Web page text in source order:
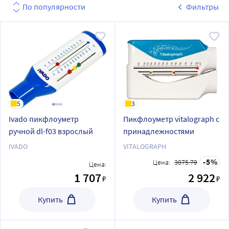
По популярности Фильтры
5
Ivado пикфлоуметр
ручной dl-f03 взрослый
IVADO
Цена:
1 707₽
Купить
3
Пикфлоуметр vitalograph с
принадлежностями
VITALOGRAPH
Цена: 3075.79 5
2 922₽
Купить